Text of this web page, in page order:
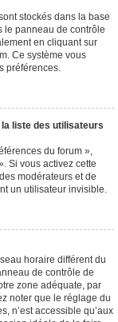
stockés dans la base
le panneau de contrôle
en cliquant sur
Ce système vous
préférences.
liste des utilisateurs
du forum »,
Si vous activez cette
modérateurs et de
un utilisateur invisible.
horaire différent du
de contrôle de
zone adéquate, par
noter que le réglage du
n’est accessible qu’aux